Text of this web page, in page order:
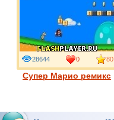
Супер Марио ремикс
28644 0 80